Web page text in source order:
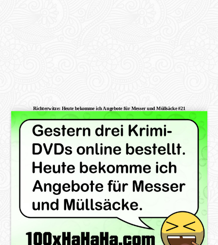
Richterwitze: Heute bekomme ich Angebote für Messer und Müllsäcke #21